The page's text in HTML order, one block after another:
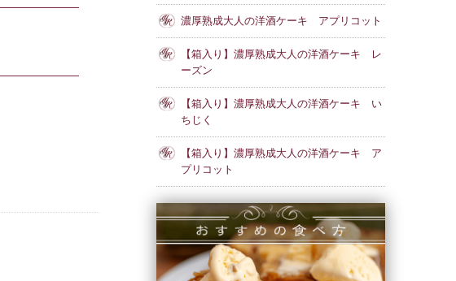
濃厚熟成大人の洋酒ケーキ アプリコット
【箱入り】濃厚熟成大人の洋酒ケーキ レ
ーズン
【箱入り】濃厚熟成大人の洋酒ケーキ い
ちじく
【箱入り】濃厚熟成大人の洋酒ケーキ ア
プリコット